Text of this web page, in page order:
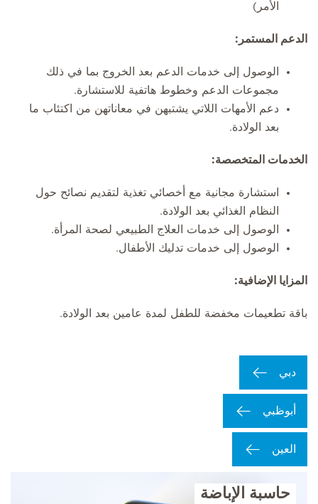
الأمر)
الدعم المستمر:
الوصول إلى خدمات الدعم بعد الخروج بما في ذلك
مجموعات الدعم وخطوط هاتفية للاستشارة.
دعم الأمهات اللاتي يشتبهن في معاناتهن من اكتئاب ما
بعد الولادة.
الخدمات المتخصصة:
استشارة مجانية مع أخصائي تغذية لتقديم نصائح حول
النظام الغذائي بعد الولادة.
الوصول إلى خدمات العلاج الطبيعي لصحة المرأة.
الوصول إلى خدمات تدليك الأطفال.
المزايا الإضافية:
باقة تطعيمات مخفضة للطفل لمدة عامين بعد الولادة.
دبي
أبوظبي
العين
حاسبة الإباضة